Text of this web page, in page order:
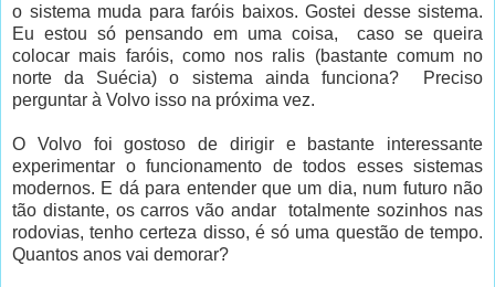
o sistema muda para faróis baixos. Gostei desse sistema.
Eu estou só pensando em uma coisa, caso se queira
colocar mais faróis, como nos ralis (bastante comum no
norte da Suécia) o sistema ainda funciona? Preciso
perguntar à Volvo isso na próxima vez.
O Volvo foi gostoso de dirigir e bastante interessante
experimentar o funcionamento de todos esses sistemas
modernos. E dá para entender que um dia, num futuro não
tão distante, os carros vão andar totalmente sozinhos nas
rodovias, tenho certeza disso, é só uma questão de tempo.
Quantos anos vai demorar?